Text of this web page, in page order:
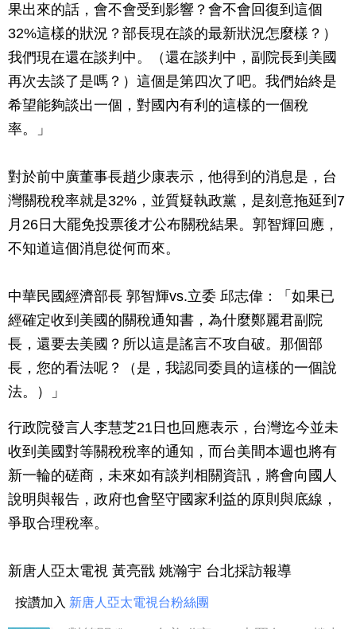
果出來的話，會不會受到影響？會不會回復到這個
32%這樣的狀況？部長現在談的最新狀況怎麼樣？）
我們現在還在談判中。（還在談判中，副院長到美國
再次去談了是嗎？）這個是第四次了吧。我們始終是
希望能夠談出一個，對國內有利的這樣的一個稅
率。」
對於前中廣董事長趙少康表示，他得到的消息是，台
灣關稅稅率就是32%，並質疑執政黨，是刻意拖延到7
月26日大罷免投票後才公布關稅結果。郭智輝回應，
不知道這個消息從何而來。
中華民國經濟部長 郭智輝vs.立委 邱志偉：「如果已
經確定收到美國的關稅通知書，為什麼鄭麗君副院
長，還要去美國？所以這是謠言不攻自破。那個部
長，您的看法呢？（是，我認同委員的這樣的一個說
法。）」
行政院發言人李慧芝21日也回應表示，台灣迄今並未
收到美國對等關稅稅率的通知，而台美間本週也將有
新一輪的磋商，未來如有談判相關資訊，將會向國人
說明與報告，政府也會堅守國家利益的原則與底線，
爭取合理稅率。
新唐人亞太電視 黃亮戩 姚瀚宇 台北採訪報導
按讚加入 新唐人亞太電視台粉絲團